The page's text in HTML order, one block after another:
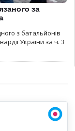
за
з батальйонів
України за ч. 3